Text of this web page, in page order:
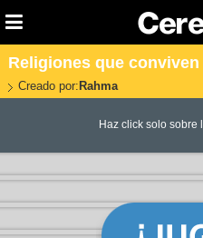
Religiones que conviven
Creado por: Rahma
Haz click solo sobre